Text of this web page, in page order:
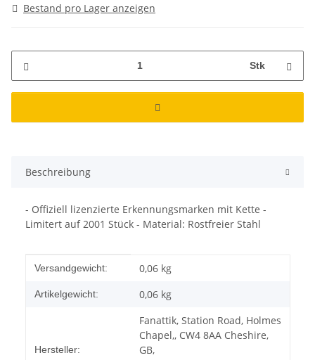
Bestand pro Lager anzeigen
Stk
Beschreibung
- Offiziell lizenzierte Erkennungsmarken mit Kette -
Limitert auf 2001 Stück - Material: Rostfreier Stahl
Produkteigenschaft
Wert
Versandgewicht: 0,06 kg
Artikelgewicht: 0,06 kg
Hersteller:
Fanattik, Station Road, Holmes
Chapel,, CW4 8AA Cheshire,
GB,